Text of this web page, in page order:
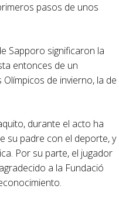
pasos de unos
Sapporo significaron la
entonces de un
de invierno, la de
durante el acto ha
su padre con el deporte, y
Por su parte, el jugador
a la Fundació